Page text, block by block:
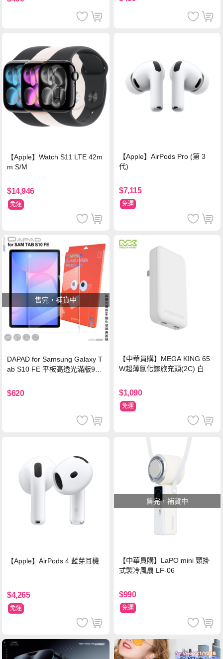
【Apple】Watch S11 LTE 42m
m S/M
$14,946
免運
【Apple】AirPods Pro (第 3
代)
$7,115
免運
售完，補貨中
DAPAD for Samsung Galaxy T
ab S10 FE 平板高透光滿版9H
$620
【中華員購】MEGA KING 65
W超薄氮化鎵旅充頭(2C) 白
$1,090
免運
【Apple】AirPods 4 藍芽耳機
$4,265
免運
售完，補貨中
【中華員購】LaPO mini 頸掛
式製冷風扇 LF-06
$990
免運